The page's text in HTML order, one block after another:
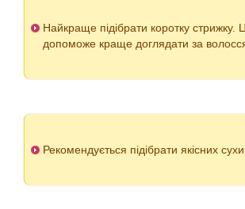
Найкраще підібрати коротку стрижку.
допоможе краще доглядати за
Рекомендується підібрати якісних